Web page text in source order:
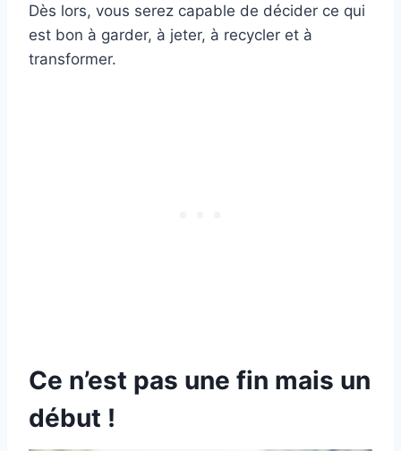
Dès lors, vous serez capable de décider ce qui
est bon à garder, à jeter, à recycler et à
transformer.
Ce n’est pas une fin mais un
début !